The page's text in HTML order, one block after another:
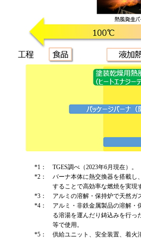
*1：
TGES調べ（2023年6月現在）。
*2：
バーナ本体に熱交換器を搭載し
することで高効率な燃焼を実現
*3：
アルミの溶解・保持炉で天然ガ
*4：
アルミ・非鉄金属製品の溶解・
る溶湯を運んだり鋳込みを行っ
等で使用。
*5：
供給ユニット、安全装置、着火